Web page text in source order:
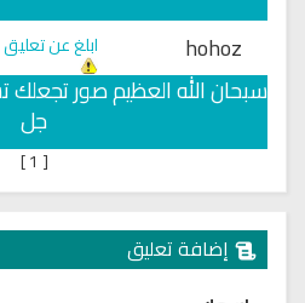
hohoz
ابلغ عن
سبحان الله العظيم صور
جل
[
]
إضافة تعليق